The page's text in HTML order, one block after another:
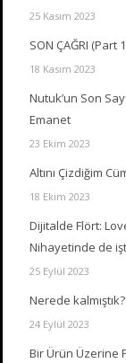
25 Kasım 2023
SON ÇAĞRI (Part
18 Kasım 2023
Nutuk’un Son
Emanet
23 Ekim 2023
Altını Çizdiğim
18 Ekim 2023
Dijitalde Flört:
Nihayetinde de
25 Eylül 2023
Nerede kalmıştık?
24 Eylül 2023
Bir Ürün Üzerine